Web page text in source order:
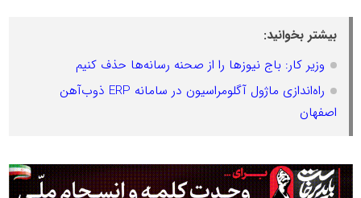
بیشتر بخوانید:
وزیر کار: باج نیوزها را از صحنه رسانه‌ها حذف کنیم
راه‌اندازی ماژول آگلومراسیون در سامانه ERP ذوب‌آهن
اصفهان